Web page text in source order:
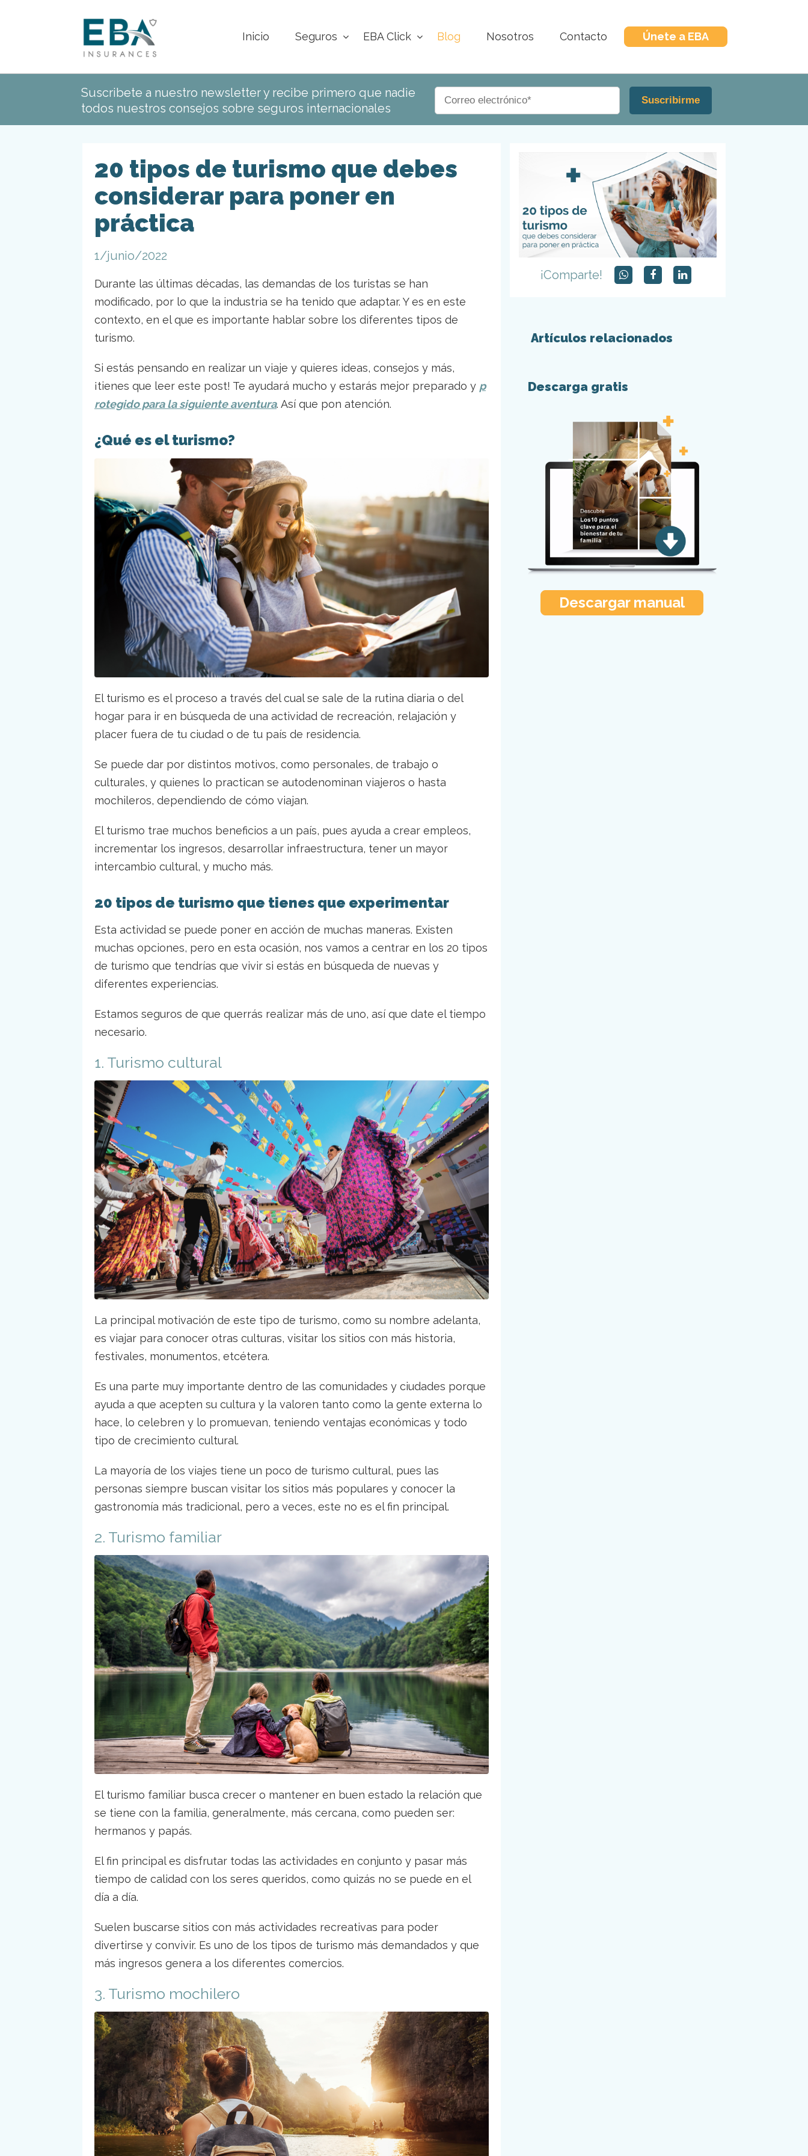
Inicio Seguros EBA Click Blog Nosotros Contacto Únete a EBA
Suscribete a nuestro newsletter y recibe primero que nadie
todos nuestros consejos sobre seguros internacionales
20 tipos de turismo que debes
considerar para poner en
práctica
1/junio/2022
Durante las últimas décadas, las demandas de los turistas se han
modificado, por lo que la industria se ha tenido que adaptar. Y es en este
contexto, en el que es importante hablar sobre los diferentes tipos de
turismo.
Si estás pensando en realizar un viaje y quieres ideas, consejos y más,
¡tienes que leer este post! Te ayudará mucho y estarás mejor preparado y p
rotegido para la siguiente aventura. Así que pon atención.
¿Qué es el turismo?
El turismo es el proceso a través del cual se sale de la rutina diaria o del
hogar para ir en búsqueda de una actividad de recreación, relajación y
placer fuera de tu ciudad o de tu país de residencia.
Se puede dar por distintos motivos, como personales, de trabajo o
culturales, y quienes lo practican se autodenominan viajeros o hasta
mochileros, dependiendo de cómo viajan.
El turismo trae muchos beneficios a un país, pues ayuda a crear empleos,
incrementar los ingresos, desarrollar infraestructura, tener un mayor
intercambio cultural, y mucho más.
20 tipos de turismo que tienes que experimentar
Esta actividad se puede poner en acción de muchas maneras. Existen
muchas opciones, pero en esta ocasión, nos vamos a centrar en los 20 tipos
de turismo que tendrías que vivir si estás en búsqueda de nuevas y
diferentes experiencias.
Estamos seguros de que querrás realizar más de uno, así que date el tiempo
necesario.
1. Turismo cultural
La principal motivación de este tipo de turismo, como su nombre adelanta,
es viajar para conocer otras culturas, visitar los sitios con más historia,
festivales, monumentos, etcétera.
Es una parte muy importante dentro de las comunidades y ciudades porque
ayuda a que acepten su cultura y la valoren tanto como la gente externa lo
hace, lo celebren y lo promuevan, teniendo ventajas económicas y todo
tipo de crecimiento cultural.
La mayoría de los viajes tiene un poco de turismo cultural, pues las
personas siempre buscan visitar los sitios más populares y conocer la
gastronomía más tradicional, pero a veces, este no es el fin principal.
2. Turismo familiar
El turismo familiar busca crecer o mantener en buen estado la relación que
se tiene con la familia, generalmente, más cercana, como pueden ser:
hermanos y papás.
El fin principal es disfrutar todas las actividades en conjunto y pasar más
tiempo de calidad con los seres queridos, como quizás no se puede en el
día a día.
Suelen buscarse sitios con más actividades recreativas para poder
divertirse y convivir. Es uno de los tipos de turismo más demandados y que
más ingresos genera a los diferentes comercios.
3. Turismo mochilero
¡Comparte!
Artículos relacionados
Descarga gratis
Descargar manual